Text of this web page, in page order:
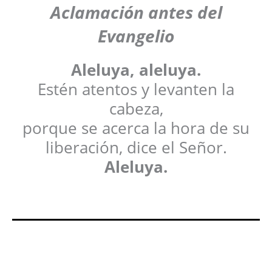
Aclamación antes del
Evangelio
Aleluya, aleluya.
Estén atentos y levanten la
cabeza,
porque se acerca la hora de su
liberación, dice el Señor.
Aleluya.